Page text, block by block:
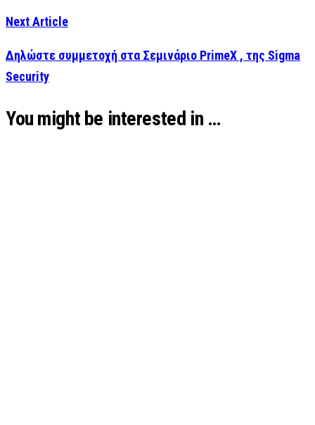
Next Article
Δηλώστε συμμετοχή στα Σεμινάριο PrimeX , της Sigma
Security
You might be interested in …